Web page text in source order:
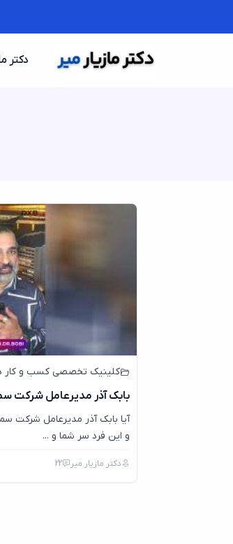
دکتر
کلینیک تخصصی کسب و کار
بابک آذر مدیرعامل
آیا بابک آذر مدیرعامل شرکت
و این فرد سر شما و ...
دکتر مازیار میر 22